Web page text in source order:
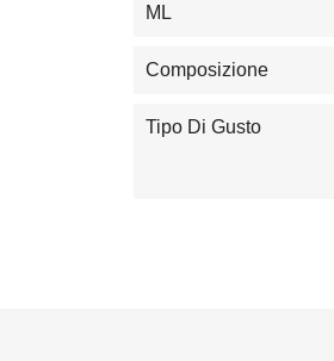
ML
Composizione
Tipo Di Gusto